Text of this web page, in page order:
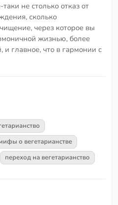
не столько отказ от
сколько
через которое вы
жизнью, более
и главное, что в гармонии с
о вегетарианстве
переход на вегетарианство